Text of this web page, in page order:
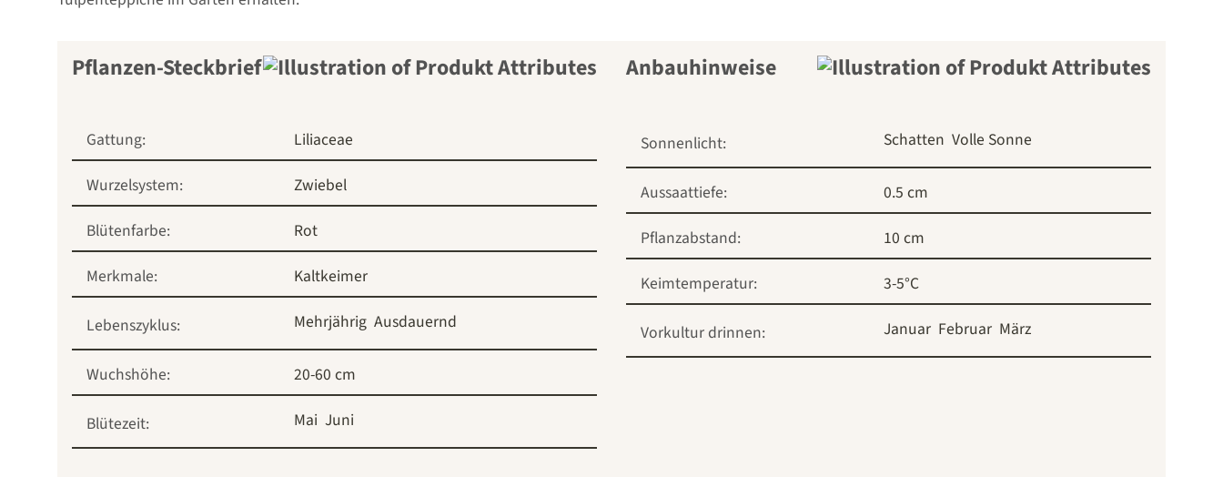
Pflanzen-Steckbrief
Gattung:
Liliaceae
Wurzelsystem:
Zwiebel
Blütenfarbe:
Rot
Merkmale:
Kaltkeimer
Lebenszyklus: Mehrjährig Ausdauernd
Wuchshöhe: 20-60 cm
Blütezeit: Mai Juni
Anbauhinweise
Sonnenlicht: Schatten Volle Sonne
Aussaattiefe:
0.5 cm
Pflanzabstand:
10 cm
Keimtemperatur:
3-5°C
Vorkultur drinnen: Januar Februar März